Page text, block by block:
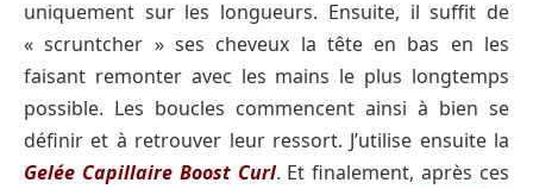
uniquement sur les longueurs. Ensuite, il suffit de
« scruntcher » ses cheveux la tête en bas en les
faisant remonter avec les mains le plus longtemps
possible. Les boucles commencent ainsi à bien se
définir et à retrouver leur ressort. J’utilise ensuite la
Gelée Capillaire Boost Curl. Et finalement, après ces